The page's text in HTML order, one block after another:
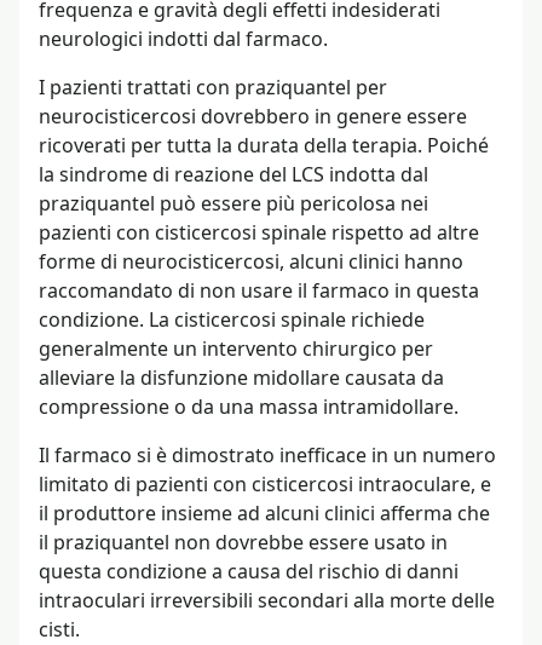
frequenza e gravità degli effetti indesiderati
neurologici indotti dal farmaco.
I pazienti trattati con praziquantel per
neurocisticercosi dovrebbero in genere essere
ricoverati per tutta la durata della terapia. Poiché
la sindrome di reazione del LCS indotta dal
praziquantel può essere più pericolosa nei
pazienti con cisticercosi spinale rispetto ad altre
forme di neurocisticercosi, alcuni clinici hanno
raccomandato di non usare il farmaco in questa
condizione. La cisticercosi spinale richiede
generalmente un intervento chirurgico per
alleviare la disfunzione midollare causata da
compressione o da una massa intramidollare.
Il farmaco si è dimostrato inefficace in un numero
limitato di pazienti con cisticercosi intraoculare, e
il produttore insieme ad alcuni clinici afferma che
il praziquantel non dovrebbe essere usato in
questa condizione a causa del rischio di danni
intraoculari irreversibili secondari alla morte delle
cisti.